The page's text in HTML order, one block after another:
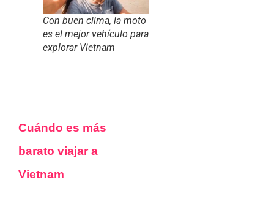
Con buen clima, la moto
es el mejor vehículo para
explorar Vietnam
Cuándo es más
barato viajar a
Vietnam